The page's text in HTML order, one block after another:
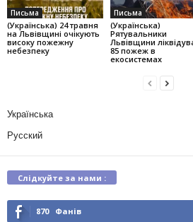
Письма
(Українська) 24 травня
на Львівщині очікують
високу пожежну
небезпеку
Письма
(Українська)
Рятувальники
Львівщини
85 пожеж в
екосистемах
Українська
Русский
Слідкуйте за нами :
870 Фанів